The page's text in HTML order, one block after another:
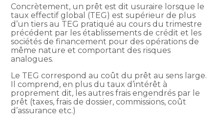
Concrètement, un prêt est dit usuraire lorsque le
taux effectif global (TEG) est supérieur de plus
d’un tiers au TEG pratiqué au cours du trimestre
précédent par les établissements de crédit et les
sociétés de financement pour des opérations de
même nature et comportant des risques
analogues.
Le TEG correspond au coût du prêt au sens large.
Il comprend, en plus du taux d’intérêt à
proprement dit, les autres frais engendrés par le
prêt (taxes, frais de dossier, commissions, coût
d’assurance etc.)